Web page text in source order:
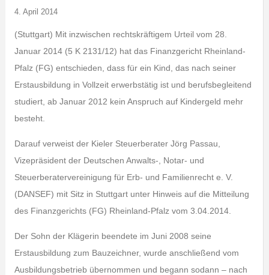
4. April 2014
(Stuttgart) Mit inzwischen rechtskräftigem Urteil vom 28.
Januar 2014 (5 K 2131/12) hat das Finanzgericht Rheinland-
Pfalz (FG) entschieden, dass für ein Kind, das nach seiner
Erstausbildung in Vollzeit erwerbstätig ist und berufsbegleitend
studiert, ab Januar 2012 kein Anspruch auf Kindergeld mehr
besteht.
Darauf verweist der Kieler Steuerberater Jörg Passau,
Vizepräsident der Deutschen Anwalts-, Notar- und
Steuerberatervereinigung für Erb- und Familienrecht e. V.
(DANSEF) mit Sitz in Stuttgart unter Hinweis auf die Mitteilung
des Finanzgerichts (FG) Rheinland-Pfalz vom 3.04.2014.
Der Sohn der Klägerin beendete im Juni 2008 seine
Erstausbildung zum Bauzeichner, wurde anschließend vom
Ausbildungsbetrieb übernommen und begann sodann – nach